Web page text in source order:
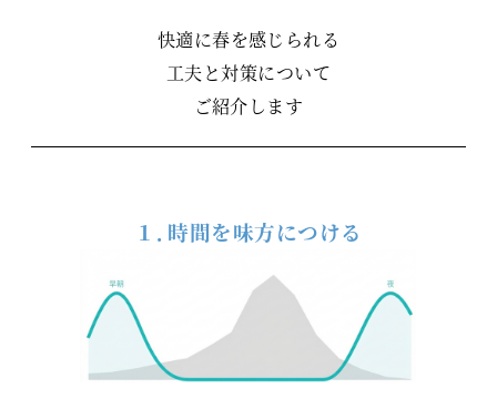
快適に春を感じられる
工夫と対策について
ご紹介します
１．時間を味方につける